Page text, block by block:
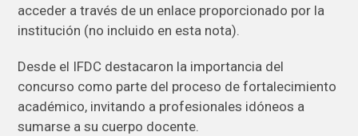
acceder a través de un enlace proporcionado por la
institución (no incluido en esta nota).
Desde el IFDC destacaron la importancia del
concurso como parte del proceso de fortalecimiento
académico, invitando a profesionales idóneos a
sumarse a su cuerpo docente.